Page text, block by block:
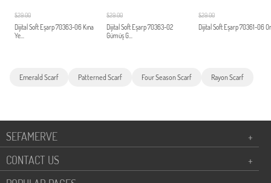
$29.00
Dijital Soft Eşarp 70363-06 Kına
Ye...
$29.00
Dijital Soft Eşarp 70363-02
Gümüş G...
$29.00
Dijital Soft Eşarp 70361-06
Emerald Scarf Patterned Scarf Four Season Scarf Rayon Scarf
SEFAMERVE
+
CONTACT US
+